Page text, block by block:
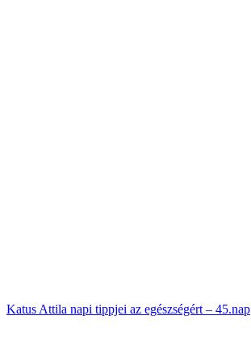
Katus Attila napi tippjei az egészségért – 45.nap